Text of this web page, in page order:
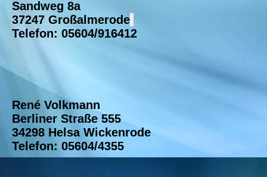
Sandweg 8a
37247 Großalmerode
Telefon: 05604/916412
René Volkmann
Berliner Straße 555
34298 Helsa Wickenrode
Telefon: 05604/4355